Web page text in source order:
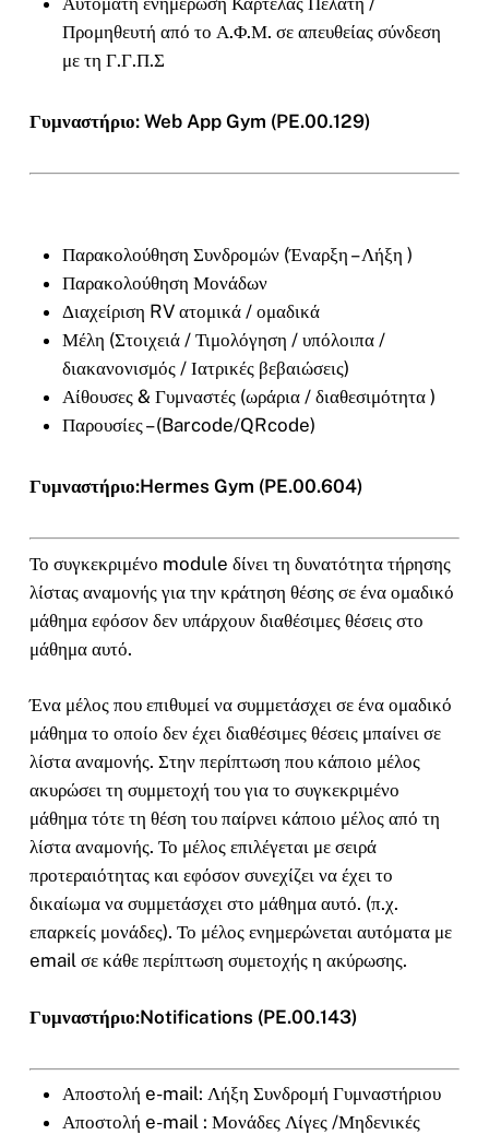
Προμηθευτή από το Α.Φ.Μ. σε απευθείας σύνδεση
με τη Γ.Γ.Π.Σ
Γυμναστήριο: Web App Gym (PE.00.129)
Παρακολούθηση Συνδρομών (Έναρξη – Λήξη )
Παρακολούθηση Μονάδων
Διαχείριση RV ατομικά / ομαδικά
Μέλη (Στοιχειά / Τιμολόγηση / υπόλοιπα /
διακανονισμός / Ιατρικές βεβαιώσεις)
Αίθουσες & Γυμναστές (ωράρια / διαθεσιμότητα )
Παρουσίες – (Barcode/QRcode)
Γυμναστήριο:Hermes Gym (PE.00.604)
Το συγκεκριμένο module δίνει τη δυνατότητα τήρησης
λίστας αναμονής για την κράτηση θέσης σε ένα ομαδικό
μάθημα εφόσον δεν υπάρχουν διαθέσιμες θέσεις στο
μάθημα αυτό.
Ένα μέλος που επιθυμεί να συμμετάσχει σε ένα ομαδικό
μάθημα το οποίο δεν έχει διαθέσιμες θέσεις μπαίνει σε
λίστα αναμονής. Στην περίπτωση που κάποιο μέλος
ακυρώσει τη συμμετοχή του για το συγκεκριμένο
μάθημα τότε τη θέση του παίρνει κάποιο μέλος από τη
λίστα αναμονής. Το μέλος επιλέγεται με σειρά
προτεραιότητας και εφόσον συνεχίζει να έχει το
δικαίωμα να συμμετάσχει στο μάθημα αυτό. (π.χ.
επαρκείς μονάδες). Το μέλος ενημερώνεται αυτόματα με
email σε κάθε περίπτωση συμετοχής η ακύρωσης.
Γυμναστήριο:Notifications (PE.00.143)
Αποστολή e-mail: Λήξη Συνδρομή Γυμναστήριου
Αποστολή e-mail : Μονάδες Λίγες /Μηδενικές